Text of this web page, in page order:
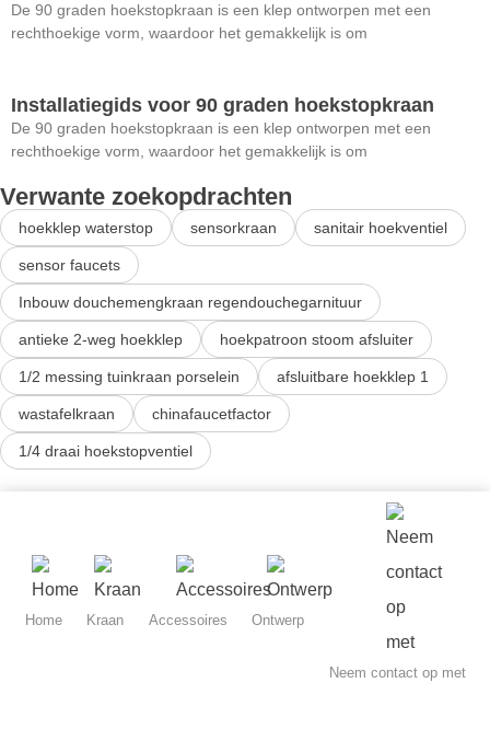
De 90 graden hoekstopkraan is een klep ontworpen met een
rechthoekige vorm, waardoor het gemakkelijk is om
Installatiegids voor 90 graden hoekstopkraan
De 90 graden hoekstopkraan is een klep ontworpen met een
rechthoekige vorm, waardoor het gemakkelijk is om
Verwante zoekopdrachten
hoekklep waterstop sensorkraan sanitair hoekventiel
sensor faucets
Inbouw douchemengkraan regendouchegarnituur
antieke 2-weg hoekklep hoekpatroon stoom afsluiter
1/2 messing tuinkraan porselein afsluitbare hoekklep 1
wastafelkraan chinafaucetfactor
1/4 draai hoekstopventiel
Home Kraan Accessoires Ontwerp
Neem contact op met